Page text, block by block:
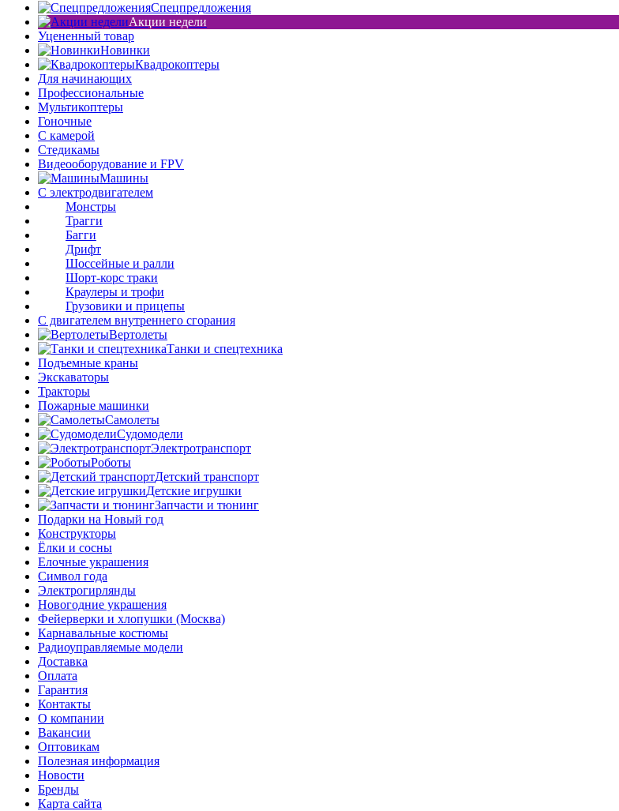
Спецпредложения
Акции недели
Уцененный товар
Новинки
Квадрокоптеры
Для начинающих
Профессиональные
Мультикоптеры
Гоночные
C камерой
Стедикамы
Видеооборудование и FPV
Машины
С электродвигателем
Монстры
Трагги
Багги
Дрифт
Шоссейные и ралли
Шорт-корс траки
Краулеры и трофи
Грузовики и прицепы
С двигателем внутреннего сгорания
Вертолеты
Танки и спецтехника
Подъемные краны
Экскаваторы
Тракторы
Пожарные машинки
Самолеты
Судомодели
Электротранспорт
Роботы
Детский транспорт
Детские игрушки
Запчасти и тюнинг
Подарки на Новый год
Конструкторы
Ёлки и сосны
Елочные украшения
Символ года
Электрогирлянды
Новогодние украшения
Фейерверки и хлопушки (Москва)
Карнавальные костюмы
Радиоуправляемые модели
Доставка
Оплата
Гарантия
Контакты
О компании
Вакансии
Оптовикам
Полезная информация
Новости
Бренды
Карта сайта